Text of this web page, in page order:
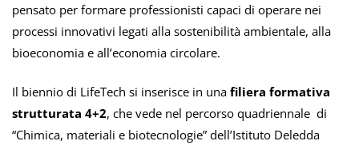
pensato per formare professionisti capaci di operare nei
processi innovativi legati alla sostenibilità ambientale, alla
bioeconomia e all’economia circolare.
Il biennio di LifeTech si inserisce in una filiera formativa
strutturata 4+2, che vede nel percorso quadriennale di
“Chimica, materiali e biotecnologie” dell’Istituto Deledda